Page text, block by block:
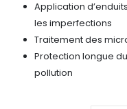
Application
les imperfections
Traitement des
Protection longue
pollution